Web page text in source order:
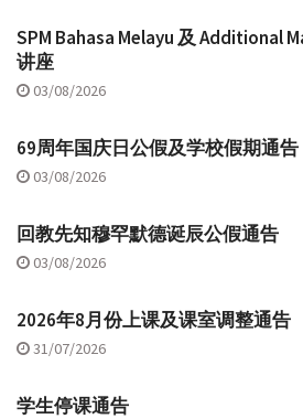
SPM Bahasa Melayu 及 Additional
讲座
03/08/2026
69周年国庆日公假及学校假期通告
03/08/2026
回教先知穆罕默德诞辰公假通告
03/08/2026
2026年8月份上课及课室调整通告
31/07/2026
学生停课通告